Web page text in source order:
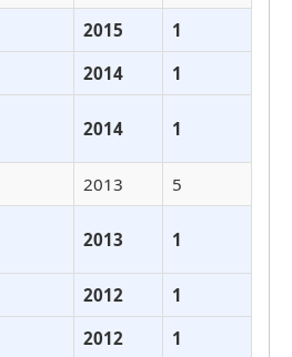
2015
1
2014
1
2014 1
2013
5
2013 1
2012
1
2012
1